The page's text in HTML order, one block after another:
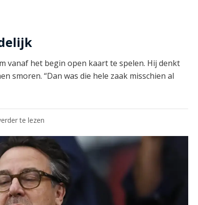
vanaf het begin open kaart te spelen. Hij denkt
smoren. “Dan was die hele zaak misschien al
te lezen